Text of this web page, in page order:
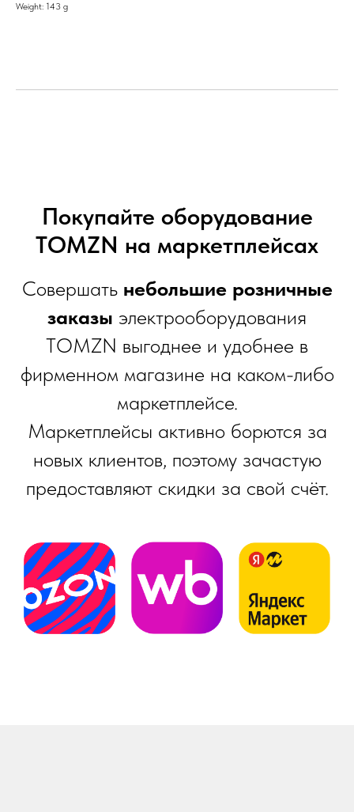
Weight: 143 g
Покупайте оборудование
TOMZN на маркетплейсах
Совершать небольшие розничные
заказы электрооборудования
TOMZN выгоднее и удобнее в
фирменном магазине на каком-либо
маркетплейсе.
Маркетплейсы активно борются за
новых клиентов, поэтому зачастую
предоставляют скидки за свой счёт.